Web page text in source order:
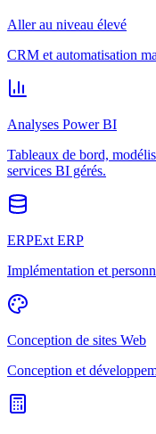
Aller au niveau élevé
CRM et automatisation
Analyses Power BI
Tableaux de bord,
services BI gérés.
ERPExt ERP
Implémentation et
Conception de sites Web
Conception et